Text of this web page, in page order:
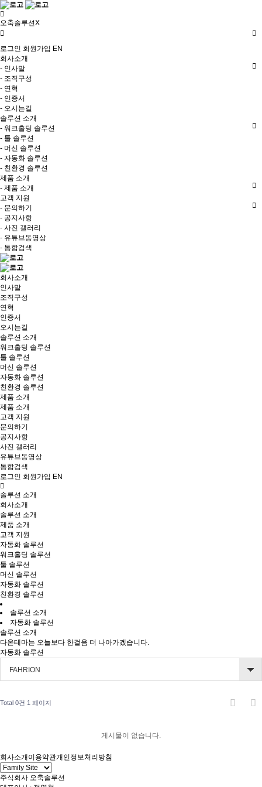
오축솔루션X
로그인 회원가입 EN
회사소개
- 인사말
- 조직구성
- 연혁
- 인증서
- 오시는길
솔루션 소개
- 워크홀딩 솔루션
- 툴 솔루션
- 머신 솔루션
- 자동화 솔루션
- 친환경 솔루션
제품 소개
- 제품 소개
고객 지원
- 문의하기
- 공지사항
- 사진 갤러리
- 유튜브동영상
- 통합검색
회사소개
인사말
조직구성
연혁
인증서
오시는길
솔루션 소개
워크홀딩 솔루션
툴 솔루션
머신 솔루션
자동화 솔루션
친환경 솔루션
제품 소개
제품 소개
고객 지원
문의하기
공지사항
사진 갤러리
유튜브동영상
통합검색
로그인 회원가입 EN
솔루션 소개
회사소개
솔루션 소개
제품 소개
고객 지원
자동화 솔루션
워크홀딩 솔루션
툴 솔루션
머신 솔루션
자동화 솔루션
친환경 솔루션
솔루션 소개
자동화 솔루션
솔루션 소개
다온테마는 오늘보다 한걸음 더 나아가겠습니다.
자동화 솔루션
FAHRION
Total 0건 1 페이지
게시물이 없습니다.
회사소개 이용약관개인정보처리방침
주식회사 오축솔루션